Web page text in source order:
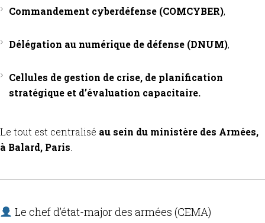
Commandement cyberdéfense (COMCYBER),
Délégation au numérique de défense (DNUM),
Cellules de gestion de crise, de planification
stratégique et d’évaluation capacitaire.
Le tout est centralisé au sein du ministère des Armées,
à Balard, Paris.
Le chef d’état-major des armées (CEMA)